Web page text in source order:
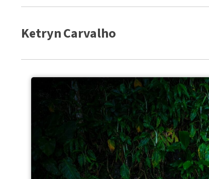
Ketryn Carvalho